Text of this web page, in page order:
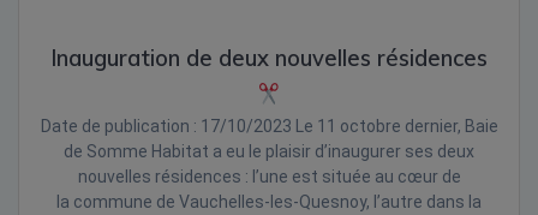
Inauguration de deux nouvelles résidences
Date de publication : 17/10/2023 Le 11 octobre dernier, Baie
de Somme Habitat a eu le plaisir d’inaugurer ses deux
nouvelles résidences : l’une est située au cœur de
la commune de Vauchelles-les-Quesnoy, l’autre dans la